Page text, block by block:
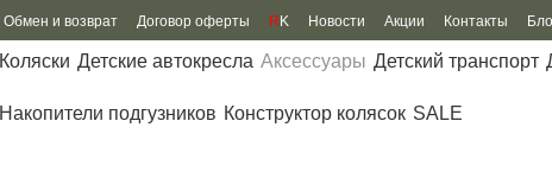
Обмен и возврат Договор оферты R K Новости Акции Контакты
Коляски Детские автокресла Аксессуары Детский транспорт
Накопители подгузников Конструктор колясок SALE